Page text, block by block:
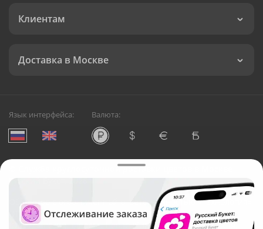
Клиентам
Доставка в Москве
Язык интерфейса: Валюта:
Служба круглосуточной доставки цветов в Москве
Русский Букет, 2026
Общество с ограниченной ответственностью «Технология»
ОГРН: 1195476081745, ИНН: 5410081997
Юридический адрес: г. Новосибирск, ул. Ипподромская,